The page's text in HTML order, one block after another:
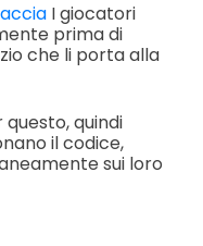
I giocatori
prima di
che li porta alla
questo, quindi
il codice,
sui loro